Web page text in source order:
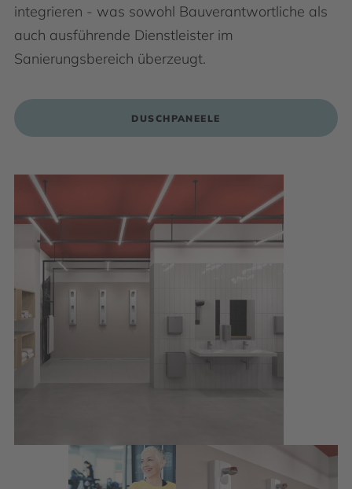
integrieren - was sowohl Bauverantwortliche als
auch ausführende Dienstleister im
Sanierungsbereich überzeugt.
DUSCHPANEELE